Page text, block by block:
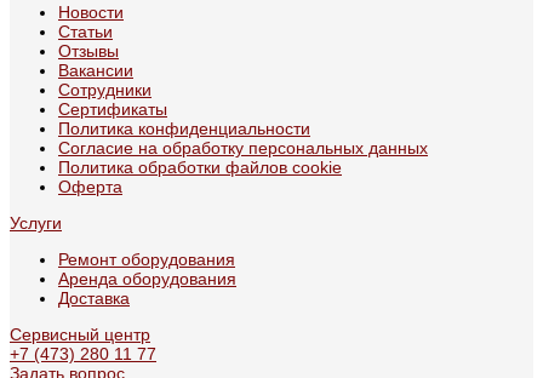
Новости
Статьи
Отзывы
Вакансии
Сотрудники
Сертификаты
Политика конфиденциальности
Согласие на обработку персональных данных
Политика обработки файлов cookie
Оферта
Услуги
Ремонт оборудования
Аренда оборудования
Доставка
Сервисный центр
+7 (473) 280 11 77
Задать вопрос